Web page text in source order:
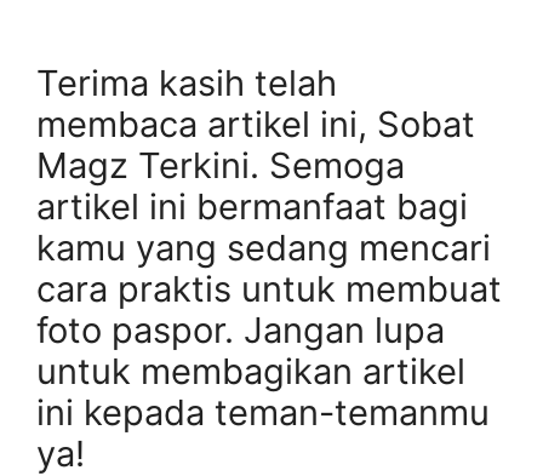
Terima kasih telah
membaca artikel ini, Sobat
Magz Terkini. Semoga
artikel ini bermanfaat bagi
kamu yang sedang mencari
cara praktis untuk membuat
foto paspor. Jangan lupa
untuk membagikan artikel
ini kepada teman-temanmu
ya!